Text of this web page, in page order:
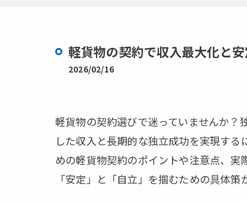
軽貨物の契約で収入最大化と
2026/02/16
軽貨物の契約選びで迷っていませんか？
した収入と長期的な独立成功を実現す
めの軽貨物契約のポイントや注意点、
「安定」と「自立」を掴むための具体策